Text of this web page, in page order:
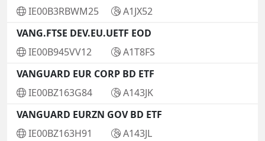
IE00B3RBWM25
A1JX52
VANG.FTSE DEV.EU.UETF EOD
IE00B945VV12
A1T8FS
VANGUARD EUR CORP BD ETF
IE00BZ163G84
A143JK
VANGUARD EURZN GOV BD ETF
IE00BZ163H91
A143JL